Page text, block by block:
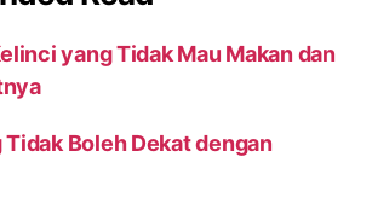
yang Tidak Mau Makan dan
Boleh Dekat dengan